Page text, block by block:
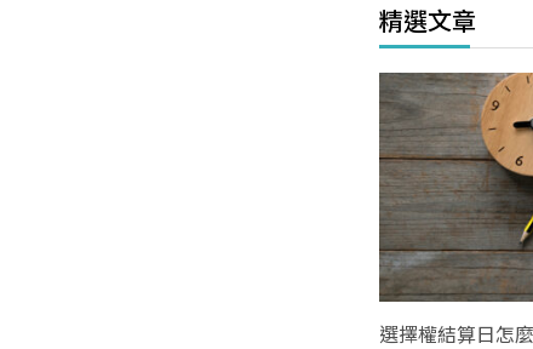
精選文章
選擇權結算日怎